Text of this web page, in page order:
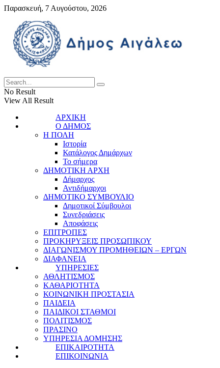
Παρασκευή, 7 Αυγούστου, 2026
No Result
View All Result
ΑΡΧΙΚΗ
Ο ΔΗΜΟΣ
Η ΠΟΛΗ
Ιστορία
Κατάλογος Δημάρχων
Το σήμερα
ΔΗΜΟΤΙΚΗ ΑΡΧΗ
Δήμαρχος
Αντιδήμαρχοι
ΔΗΜΟΤΙΚΟ ΣΥΜΒΟΥΛΙΟ
Δημοτικοί Σύμβουλοι
Συνεδριάσεις
Αποφάσεις
ΕΠΙΤΡΟΠΕΣ
ΠΡΟΚΗΡΥΞΕΙΣ ΠΡΟΣΩΠΙΚΟΥ
ΔΙΑΓΩΝΙΣΜΟΥ ΠΡΟΜΗΘΕΙΩΝ – ΕΡΓΩΝ
ΔΙΑΦΑΝΕΙΑ
ΥΠΗΡΕΣΙΕΣ
ΑΘΛΗΤΙΣΜΟΣ
ΚΑΘΑΡΙΟΤΗΤΑ
ΚΟΙΝΩΝΙΚΗ ΠΡΟΣΤΑΣΙΑ
ΠΑΙΔΕΙΑ
ΠΑΙΔΙΚΟΙ ΣΤΑΘΜΟΙ
ΠΟΛΙΤΙΣΜΟΣ
ΠΡΑΣΙΝΟ
ΥΠΗΡΕΣΙΑ ΔΟΜΗΣΗΣ
ΕΠΙΚΑΙΡΟΤΗΤΑ
ΕΠΙΚΟΙΝΩΝΙΑ